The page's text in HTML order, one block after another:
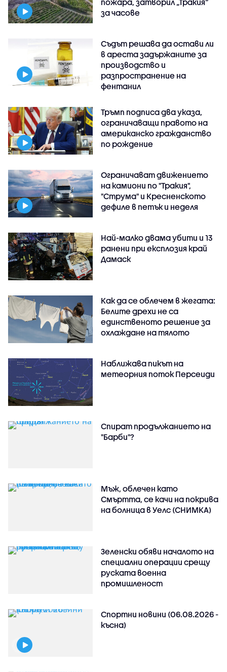
пожара, затворил „Тракия“
за часове
Съдът решава да остави ли
в ареста задържаните за
производство и
разпространение на
фентанил
Тръмп подписа два указа,
ограничаващи правото на
американско гражданство
по рождение
Ограничават движението
на камиони по "Тракия",
"Струма" и Кресненското
дефиле в петък и неделя
Най-малко двама убити и 13
ранени при експлозия край
Дамаск
Как да се облечем в жегата:
Белите дрехи не са
единственото решение за
охлаждане на тялото
Наближава пикът на
метеорния поток Персеиди
Спират продължанието на
"Барби"?
Мъж, облечен като
Смъртта, се качи на покрива
на болница в Уелс (СНИМКА)
Зеленски обяви началото на
специални операции срещу
руската военна
промишленост
Спортни новини (06.08.2026 -
късна)